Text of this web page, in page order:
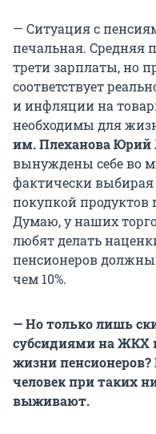
— Ситуация с
печальная. Средняя
трети зарплаты, но
соответствует
и инфляции на
необходимы для
им. Плеханова Юрий
вынуждены себе во
фактически
покупкой продуктов
Думаю, у наших
любят делать
пенсионеров
чем 10%.
— Но только лишь
субсидиями на ЖКХ
жизни
человек при таких
выживают.